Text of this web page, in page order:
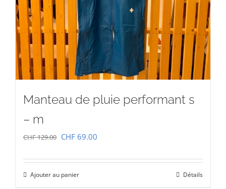
Manteau de pluie performant s
– m
CHF129.00 Le
initial
était :
CHF 69.00
actuel
Ajouter au panier Détails